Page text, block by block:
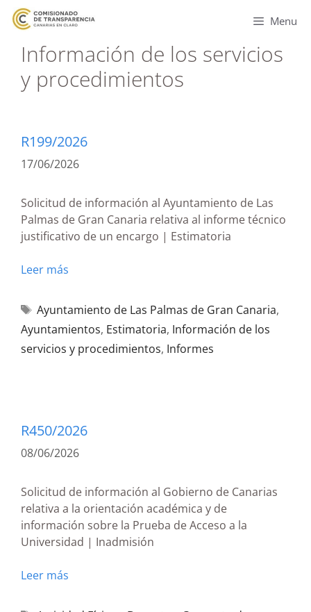
Menu
Información de los servicios
y procedimientos
R199/2026
17/06/2026
Solicitud de información al Ayuntamiento de Las
Palmas de Gran Canaria relativa al informe técnico
justificativo de un encargo | Estimatoria
Leer más
Ayuntamiento de Las Palmas de Gran Canaria,
Ayuntamientos, Estimatoria, Información de los
servicios y procedimientos, Informes
R450/2026
08/06/2026
Solicitud de información al Gobierno de Canarias
relativa a la orientación académica y de
información sobre la Prueba de Acceso a la
Universidad | Inadmisión
Leer más